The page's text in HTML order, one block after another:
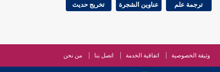
ترجمة علم عناوين الشجرة تخريج حديث
وثيقة الخصوصية اتفاقية الخدمة اتصل بنا من نحن